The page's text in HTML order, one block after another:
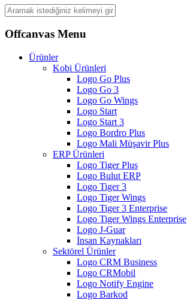
Offcanvas Menu
Ürünler
Kobi Ürünleri
Logo Go Plus
Logo Go 3
Logo Go Wings
Logo Start
Logo Start 3
Logo Bordro Plus
Logo Mali Müşavir Plus
ERP Ürünleri
Logo Tiger Plus
Logo Bulut ERP
Logo Tiger 3
Logo Tiger Wings
Logo Tiger 3 Enterprise
Logo Tiger Wings Enterprise
Logo J-Guar
İnsan Kaynakları
Sektörel Ürünler
Logo CRM Business
Logo CRMobil
Logo Notify Engine
Logo Barkod